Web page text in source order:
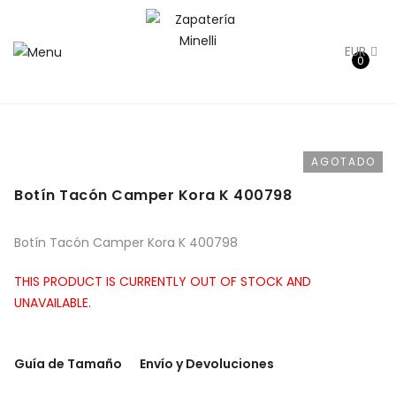
0
EUR
AGOTADO
Botín Tacón Camper Kora K 400798
Botín Tacón Camper Kora K 400798
THIS PRODUCT IS CURRENTLY OUT OF STOCK AND
UNAVAILABLE.
Guía de Tamaño Envío y Devoluciones